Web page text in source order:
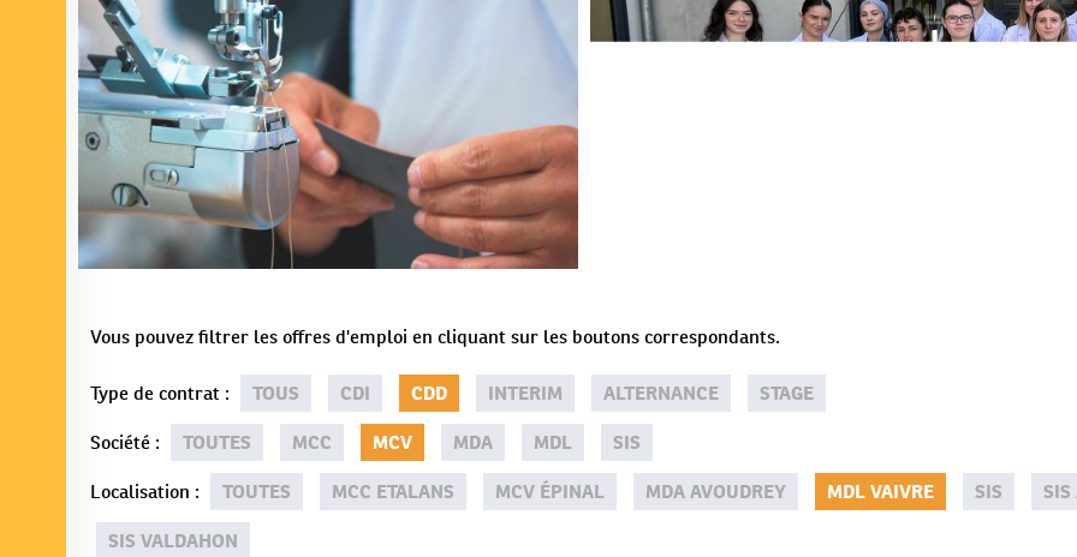
Vous pouvez filtrer les offres d'emploi en cliquant sur les boutons correspondants.
Type de contrat : TOUS CDI CDD INTERIM ALTERNANCE
STAGE
Société : TOUTES MCC MCV MDA MDL
SIS
Localisation : TOUTES MCC ETALANS MCV ÉPINAL MDA AVOUDREY MDL VAIVRE SIS
SIS
SIS VALDAHON